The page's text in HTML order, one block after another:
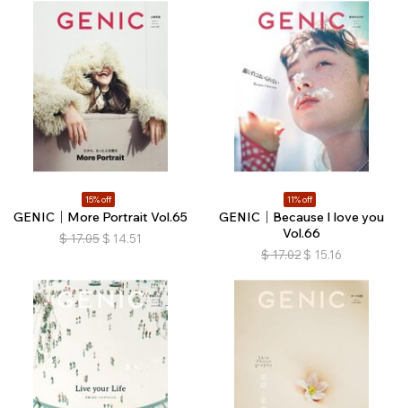
15% off
GENIC｜More Portrait Vol.65
$ 17.05 $ 14.51
11% off
GENIC｜Because I love you
Vol.66
$ 17.02 $ 15.16